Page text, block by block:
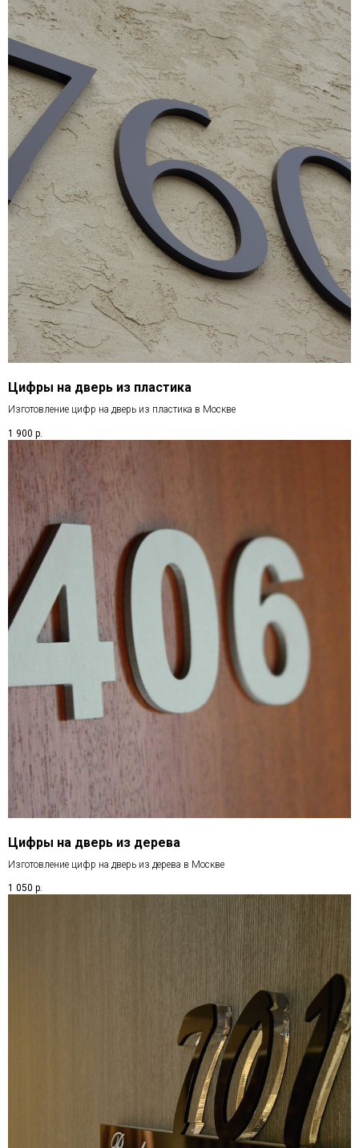
Цифры на дверь из пластика
Изготовление цифр на дверь из пластика в Москве
1 900 р.
Цифры на дверь из дерева
Изготовление цифр на дверь из дерева в Москве
1 050 р.